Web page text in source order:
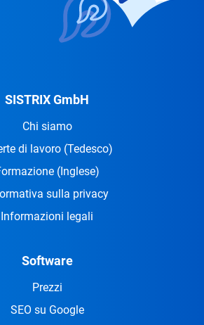
SISTRIX GmbH
Chi siamo
di lavoro (Tedesco)
(Inglese)
sulla privacy
Informazioni legali
Software
Prezzi
SEO su Google